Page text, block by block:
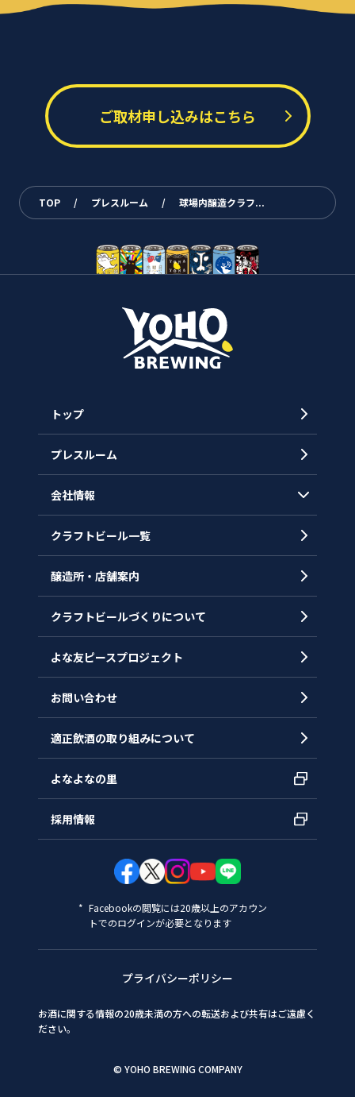
ご取材申し込みはこちら
TOP / プレスルーム / 球場内醸造クラフ...
トップ
プレスルーム
会社情報
会社概要
沿革
クラフトビール一覧
醸造所・店舗案内
クラフトビールづくりについて
よな友ピースプロジェクト
お問い合わせ
適正飲酒の取り組みについて
よなよなの里
採用情報
Facebookの閲覧には20歳以上のアカウン
トでのログインが必要となります
プライバシーポリシー
お酒に関する情報の20歳未満の方への転送および共有はご遠慮く
ださい。
© YOHO BREWING COMPANY